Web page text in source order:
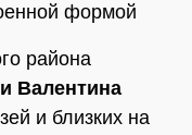
формой
района
Валентина
и близких на